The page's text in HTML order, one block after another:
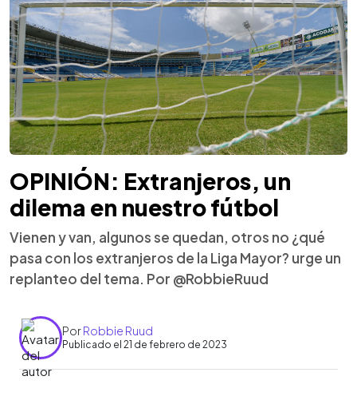
OPINIÓN: Extranjeros, un
dilema en nuestro fútbol
Vienen y van, algunos se quedan, otros no ¿qué
pasa con los extranjeros de la Liga Mayor? urge un
replanteo del tema. Por @RobbieRuud
PorRobbie Ruud
Publicado el 21 de febrero de 2023